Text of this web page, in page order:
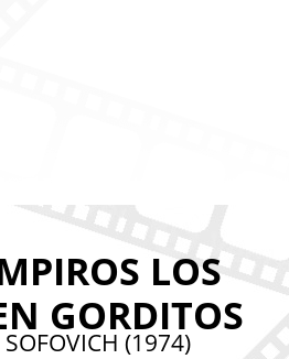
LOS
GORDITOS
SOFOVICH (1974)